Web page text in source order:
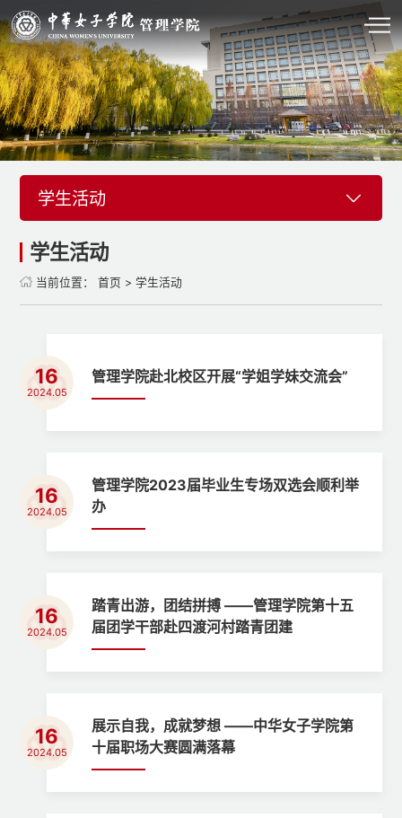
学生活动
学生活动
当前位置： 首页 > 学生活动
16
2024.05
管理学院赴北校区开展“学姐学妹交流会”
16
2024.05
管理学院2023届毕业生专场双选会顺利举
办
16
2024.05
踏青出游，团结拼搏 ——管理学院第十五
届团学干部赴四渡河村踏青团建
16
2024.05
展示自我，成就梦想 ——中华女子学院第
十届职场大赛圆满落幕